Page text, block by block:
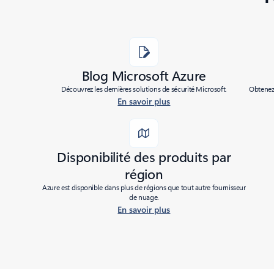
Blog Microsoft Azure
Découvrez les dernières solutions de sécurité Microsoft.
En savoir plus
Disponibilité des produits par
région
Azure est disponible dans plus de régions que tout autre fournisseur
de nuage.
En savoir plus